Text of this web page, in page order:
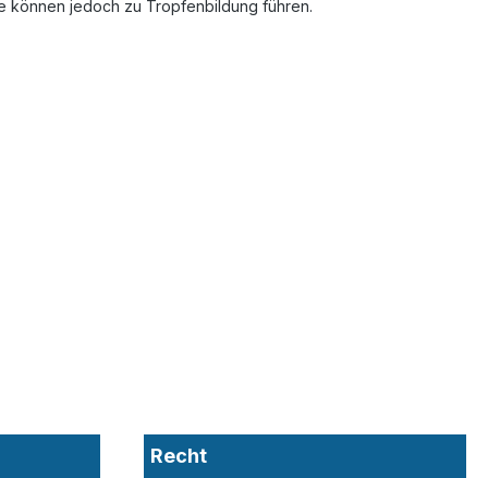
können jedoch zu Tropfenbildung führen.
Recht